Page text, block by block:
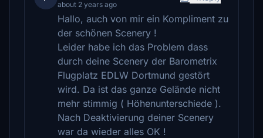
about 2 years ago
Hallo, auch von mir ein Kompliment zu
der schönen Scenery !
Leider habe ich das Problem dass
durch deine Scenery der Barometrix
Flugplatz EDLW Dortmund gestört
wird. Da ist das ganze Gelände nicht
mehr stimmig ( Höhenunterschiede ).
Nach Deaktivierung deiner Scenery
war da wieder alles OK !